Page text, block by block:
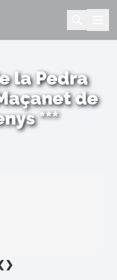
la Pedra
de
***
❯